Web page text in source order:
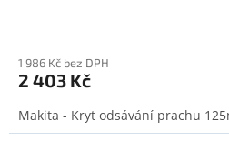
1 986 Kč bez DPH
2 403 Kč
Makita - Kryt odsávání prachu